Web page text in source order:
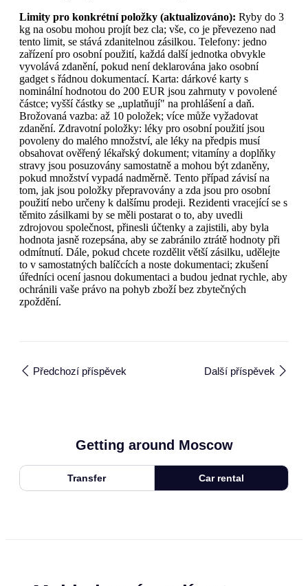
Limity pro konkrétní položky (aktualizováno): Ryby do 3
kg na osobu mohou projít bez cla; vše, co je převezeno nad
tento limit, se stává zdanitelnou zásilkou. Telefony: jedno
zařízení pro osobní použití, každá další jednotka obvykle
vyvolává zdanění, pokud není deklarována jako osobní
gadget s řádnou dokumentací. Karta: dárkové karty s
nominální hodnotou do 200 EUR jsou zahrnuty v povolené
částce; vyšší částky se „uplatňují" na prohlášení a daň.
Brožovaná vazba: až 10 položek; více může vyžadovat
zdanění. Zdravotní položky: léky pro osobní použití jsou
povoleny do malého množství, ale léky na předpis musí
obsahovat ověřený lékařský dokument; vitamíny a doplňky
stravy jsou posuzovány samostatně a mohou být zdaněny,
pokud množství vypadá nadměrně. Tento případ závisí na
tom, jak jsou položky přepravovány a zda jsou pro osobní
použití nebo určeny k dalšímu prodeji. Rezidenti vracející se s
těmito zásilkami by se měli postarat o to, aby uvedli
zdrojovou společnost, přinesli účtenky a zajistili, aby byla
hodnota jasně rozepsána, aby se zabránilo ztrátě hodnoty při
odmítnutí. Dále, pokud chcete rozdělit větší zásilku, udělejte
to v samostatných balíčcích a noste dokumentaci; zkušení
úředníci ocení jasnou dokumentaci a budou jednat rychle, aby
ochránili vaše právo na pohyb zboží bez zbytečných
zpoždění.
Předchozí příspěvek Další příspěvek
Getting around Moscow
Transfer Car rental